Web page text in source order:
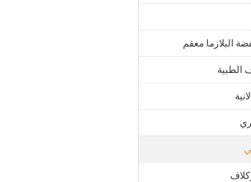
البلازما معقم
الطبية